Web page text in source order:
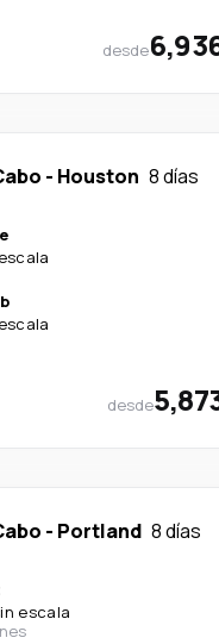
desde
- Houston 8 días
desde
- Portland 8 días
escala